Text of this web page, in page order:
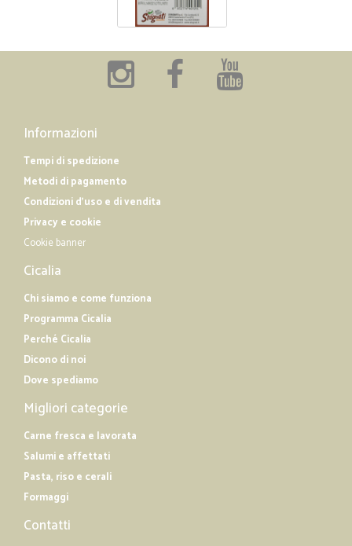
Informazioni
Tempi di spedizione
Metodi di pagamento
Condizioni d'uso e di vendita
Privacy e cookie
Cookie banner
Cicalia
Chi siamo e come funziona
Programma Cicalia
Perché Cicalia
Dicono di noi
Dove spediamo
Migliori categorie
Carne fresca e lavorata
Salumi e affettati
Pasta, riso e cerali
Formaggi
Contatti